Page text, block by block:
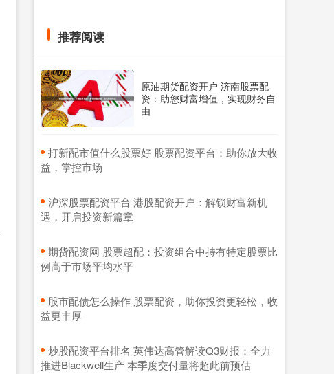
推荐阅读
原油期货配资开户 济南股票配
资：助您财富增值，实现财务自
由
​打新配市值什么股票好 股票配资平台：助你放大收
益，掌控市场
​沪深股票配资平台 港股配资开户：解锁财富新机
遇，开启投资新篇章
​期货配资网 股票超配：投资组合中持有特定股票比
例高于市场平均水平
​股市配债怎么操作 股票配资，助你投资更轻松，收
益更丰厚
​炒股配资平台排名 英伟达高管解读Q3财报：全力
推进Blackwell生产 本季度交付量将超此前预估